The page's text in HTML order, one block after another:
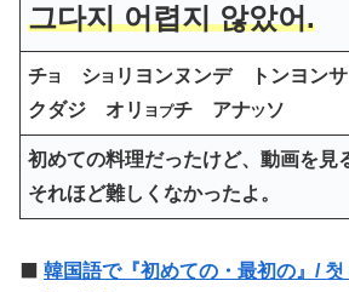
그다지 어렵지 않았어.
チヨ シヨ リヨンヌンデ トンヨン
クダジ オリ ヨプチ アナツソ
初めての料理だったけど、動画を見
それほど難しくなかったよ。
韓国語で『初めての・最初の』/